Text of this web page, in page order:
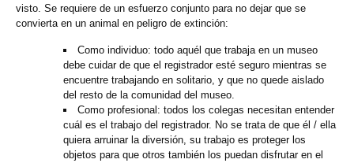
visto. Se requiere de un esfuerzo conjunto para no dejar que se
convierta en un animal en peligro de extinción:
Como individuo: todo aquél que trabaja en un museo
debe cuidar de que el registrador esté seguro mientras se
encuentre trabajando en solitario, y que no quede aislado
del resto de la comunidad del museo.
Como profesional: todos los colegas necesitan entender
cuál es el trabajo del registrador. No se trata de que él / ella
quiera arruinar la diversión, su trabajo es proteger los
objetos para que otros también los puedan disfrutar en el